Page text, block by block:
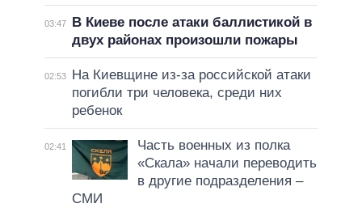
03:47
В Киеве после атаки баллистикой в
двух районах произошли пожары
02:53
На Киевщине из-за российской атаки
погибли три человека, среди них
ребенок
02:41
Часть военных из полка
«Скала» начали переводить
в другие подразделения –
СМИ